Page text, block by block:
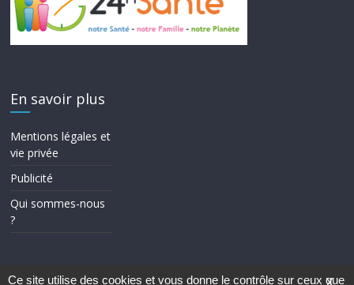
En savoir plus
Mentions légales et
vie privée
Publicité
Qui sommes-nous
?
X
Ce site utilise des cookies et vous donne le contrôle sur ceux que